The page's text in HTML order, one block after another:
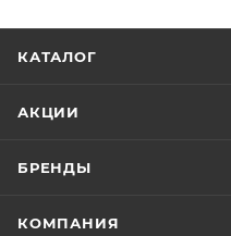
КАТАЛОГ
АКЦИИ
БРЕНДЫ
КОМПАНИЯ